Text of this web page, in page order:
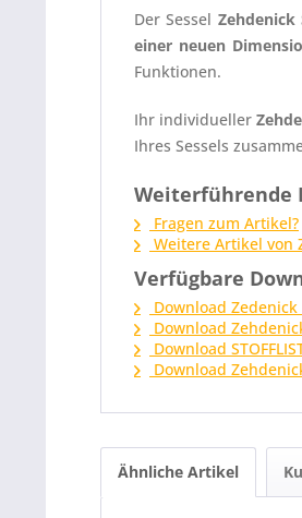
Der Sessel Zehdenick
einer neuen
Funktionen.
Ihr individueller
Ihres Sessels
Weiterführende
Fragen zum Artikel?
Weitere Artikel von
Verfügbare
Download
Download
Download
Download
Ähnliche Artikel